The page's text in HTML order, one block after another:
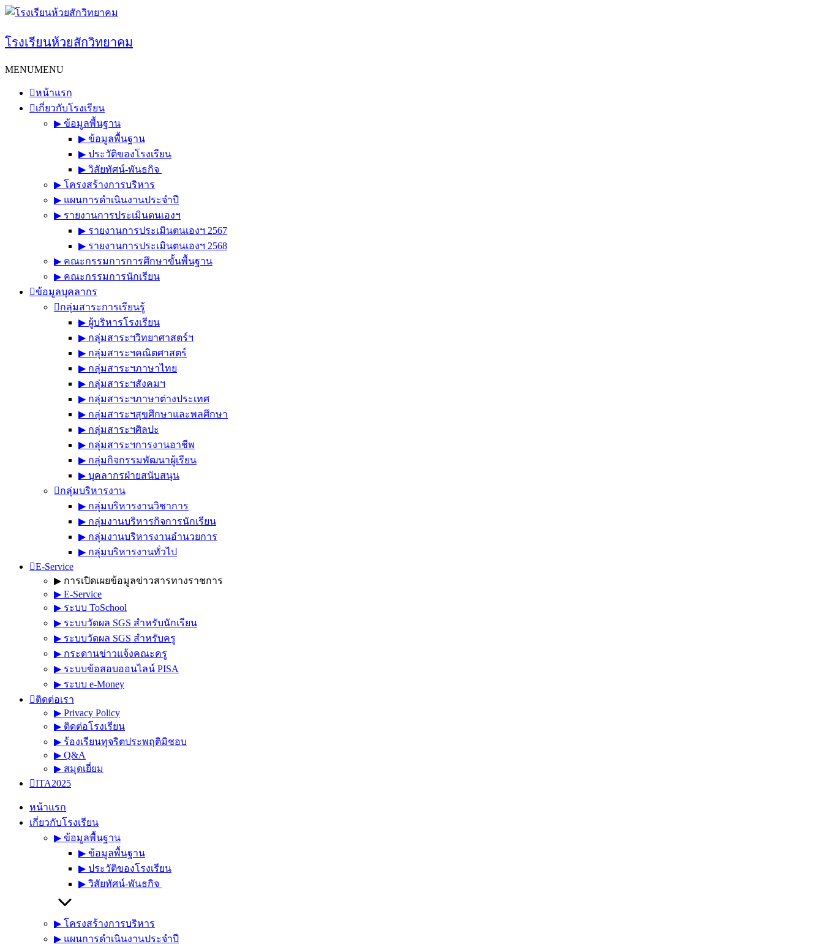
Skip
โรงเรียนห้วยสักวิทยาคม
MENUMENU
หน้าแรก
เกี่ยวกับโรงเรียน
▶︎ ข้อมูลพื้นฐาน
▶︎ ข้อมูลพื้นฐาน
▶︎ ประวัติของโรงเรียน
▶︎ วิสัยทัศน์-พันธกิจ
▶︎ โครงสร้างการบริหาร
▶︎ แผนการดำเนินงานประจำปี
▶︎ รายงานการประเมินตนเองฯ
▶︎ รายงานการประเมินตนเองฯ 2567
▶︎ รายงานการประเมินตนเองฯ 2568
▶︎ คณะกรรมการการศึกษาขั้นพื้นฐาน
▶︎ คณะกรรมการนักเรียน
ข้อมูลบุคลากร
กลุ่มสาระการเรียนรู้
▶︎ ผู้บริหารโรงเรียน
▶︎ กลุ่มสาระฯวิทยาศาสตร์ฯ
▶︎ กลุ่มสาระฯคณิตศาสตร์
▶︎ กลุ่มสาระฯภาษาไทย
▶︎ กลุ่มสาระฯสังคมฯ
▶︎ กลุ่มสาระฯภาษาต่างประเทศ
▶︎ กลุ่มสาระฯสุขศึกษาและพลศึกษา
▶︎ กลุ่มสาระฯศิลปะ
▶︎ กลุ่มสาระฯการงานอาชีพ
▶︎ กลุ่มกิจกรรมพัฒนาผู้เรียน
▶︎ บุคลากรฝ่ายสนับสนุน
กลุ่มบริหารงาน
▶︎ กลุ่มบริหารงานวิชาการ
▶︎ กลุ่มงานบริหารกิจการนักเรียน
▶︎ กลุ่มงานบริหารงานอำนวยการ
▶︎ กลุ่มบริหารงานทั่วไป
E-Service
▶︎ การเปิดเผยข้อมูลข่าวสารทางราชการ
▶︎ E-Service
▶︎ ระบบ ToSchool
▶︎ ระบบวัดผล SGS สำหรับนักเรียน
▶︎ ระบบวัดผล SGS สำหรับครู
▶︎ กระดานข่าวแจ้งคณะครู
▶︎ ระบบข้อสอบออนไลน์ PISA
▶︎ ระบบ e-Money
ติดต่อเรา
▶︎ Privacy Policy
▶︎ ติดต่อโรงเรียน
▶︎ ร้องเรียนทุจริตประพฤติมิชอบ
▶︎ Q&A
▶︎ สมุดเยี่ยม
ITA2025
หน้าแรก
เกี่ยวกับโรงเรียน
▶︎ ข้อมูลพื้นฐาน
▶︎ ข้อมูลพื้นฐาน
▶︎ ประวัติของโรงเรียน
▶︎ วิสัยทัศน์-พันธกิจ
▶︎ โครงสร้างการบริหาร
▶︎ แผนการดำเนินงานประจำปี